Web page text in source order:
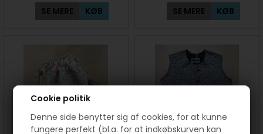
Cookie politik
Denne side benytter sig af cookies, for at kunne
fungere perfekt (bl.a. for at indkøbskurven kan
SE MERE KØB SE MERE KØB